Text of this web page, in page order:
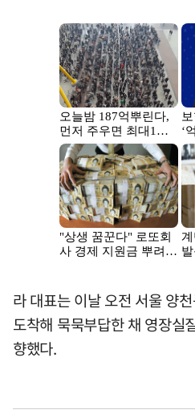
라 대표는 이날 오전 서울 양
도착해 묵묵부답한 채 영장실
향했다.